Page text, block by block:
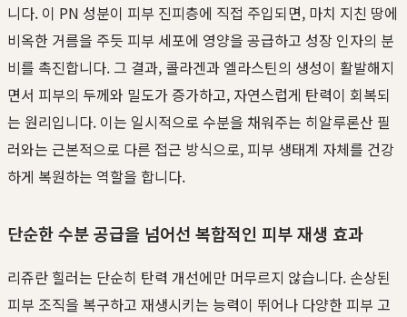
니다. 이 PN 성분이 피부 진피층에 직접 주입되면, 마치 지친 땅에
비옥한 거름을 주듯 피부 세포에 영양을 공급하고 성장 인자의 분
비를 촉진합니다. 그 결과, 콜라겐과 엘라스틴의 생성이 활발해지
면서 피부의 두께와 밀도가 증가하고, 자연스럽게 탄력이 회복되
는 원리입니다. 이는 일시적으로 수분을 채워주는 히알루론산 필
러와는 근본적으로 다른 접근 방식으로, 피부 생태계 자체를 건강
하게 복원하는 역할을 합니다.
단순한 수분 공급을 넘어선 복합적인 피부 재생 효과
리쥬란 힐러는 단순히 탄력 개선에만 머무르지 않습니다. 손상된
피부 조직을 복구하고 재생시키는 능력이 뛰어나 다양한 피부 고